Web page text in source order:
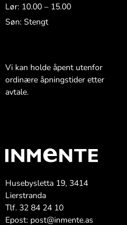
Lør: 10.00 – 15.00
Søn: Stengt
Vi kan holde åpent utenfor
ordinære åpningstider etter
avtale.
Husebysletta 19, 3414
Lierstranda
Tlf. 32 84 24 10
Epost: post@inmente.as